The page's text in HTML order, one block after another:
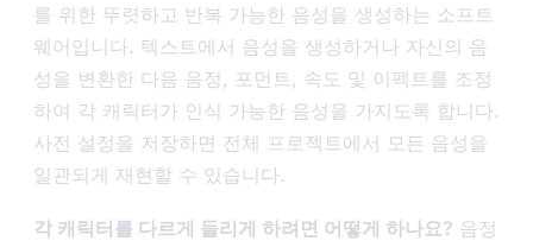
를 위한 뚜렷하고 반복 가능한 음성을 생성하는 소프트
웨어입니다. 텍스트에서 음성을 생성하거나 자신의 음
성을 변환한 다음 음정, 포먼트, 속도 및 이펙트를 조정
하여 각 캐릭터가 인식 가능한 음성을 가지도록 합니다.
사전 설정을 저장하면 전체 프로젝트에서 모든 음성을
일관되게 재현할 수 있습니다.
각 캐릭터를 다르게 들리게 하려면 어떻게 하나요? 음정